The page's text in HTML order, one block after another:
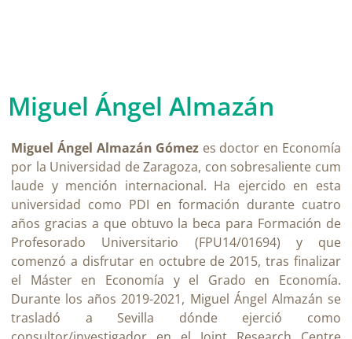
Miguel Ángel Almazán
Miguel Ángel Almazán Gómez es doctor en Economía
por la Universidad de Zaragoza, con sobresaliente cum
laude y mención internacional. Ha ejercido en esta
universidad como PDI en formación durante cuatro
años gracias a que obtuvo la beca para Formación de
Profesorado Universitario (FPU14/01694) y que
comenzó a disfrutar en octubre de 2015, tras finalizar
el Máster en Economía y el Grado en Economía.
Durante los años 2019-2021, Miguel Ángel Almazán se
trasladó a Sevilla dónde ejerció como